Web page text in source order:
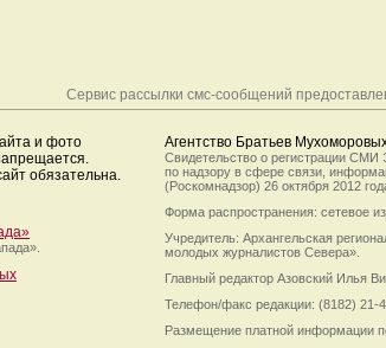
Сервис рассылки смс-сообщений
и фото
обязательна.
Агентство Братьев
Свидетельство о регистрации
по надзору в сфере связи,
(Роскомнадзор) 26 октября 2012
Форма распространения: сетевое
Учредитель: Архангельская
молодых журналистов Севера».
Главный редактор Азовский Илья
Телефон/факс редакции: (8182) 21-
Размещение платной информации